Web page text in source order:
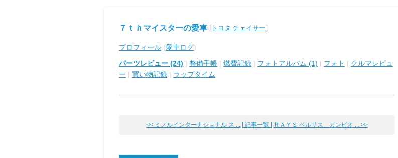
７ｔｈマイスターの愛車 [ トヨタ チェイサー]
プロフィール (愛車ログ)
パーツレビュー (24) | 整備手帳 | 燃費記録 | フォトアルバム (1) | フォト | クルマレビュ
ー | 買い物記録 | ラップタイム
<< ミノルインターナショナル ス ... | 記事一覧 | ＲＡＹＳ ベルサス カンピオ ... >>